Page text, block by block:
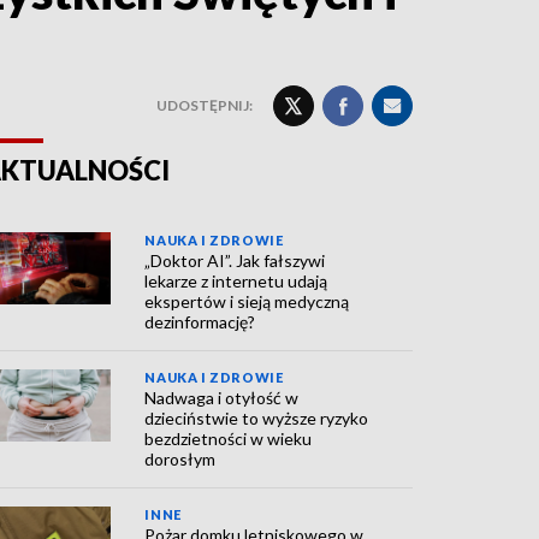
UDOSTĘPNIJ:
NAUKA I ZDROWIE
„Doktor AI”. Jak fałszywi
lekarze z internetu udają
ekspertów i sieją medyczną
dezinformację?
NAUKA I ZDROWIE
Nadwaga i otyłość w
dzieciństwie to wyższe ryzyko
bezdzietności w wieku
dorosłym
INNE
Pożar domku letniskowego w